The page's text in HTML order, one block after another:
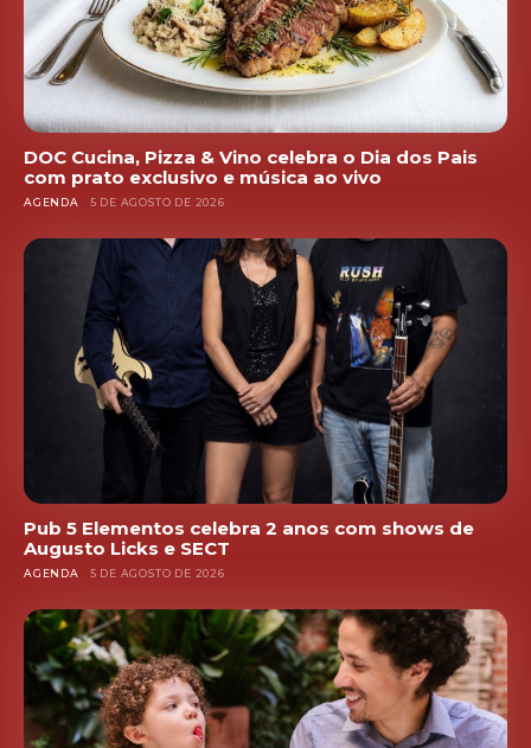
DOC Cucina, Pizza & Vino celebra o Dia dos Pais
com prato exclusivo e música ao vivo
AGENDA 5 DE AGOSTO DE 2026
Pub 5 Elementos celebra 2 anos com shows de
Augusto Licks e SECT
AGENDA 5 DE AGOSTO DE 2026